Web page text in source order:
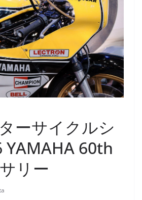
ーサイクルシ
YAMAHA 60th
リー